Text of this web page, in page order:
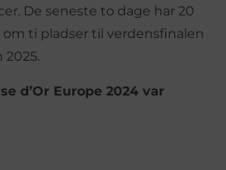
De seneste to dage har 20
ti pladser til verdensfinalen
2025.
d’Or Europe 2024 var